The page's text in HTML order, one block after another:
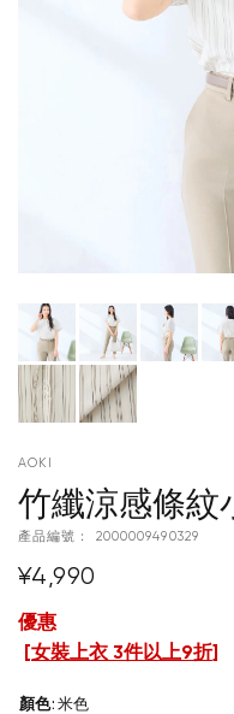
AOKI
竹纖涼感條紋
產品編號： 2000009490329
¥4,990
優惠
女裝上衣 3件以上9折]
顏色: 米色